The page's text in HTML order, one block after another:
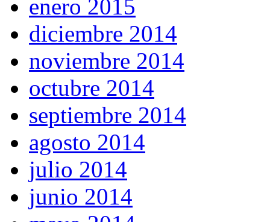
enero 2015
diciembre 2014
noviembre 2014
octubre 2014
septiembre 2014
agosto 2014
julio 2014
junio 2014